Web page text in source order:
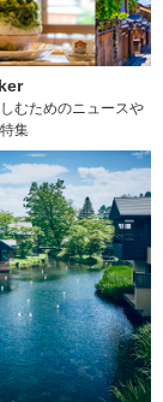
むためのニュースや
集